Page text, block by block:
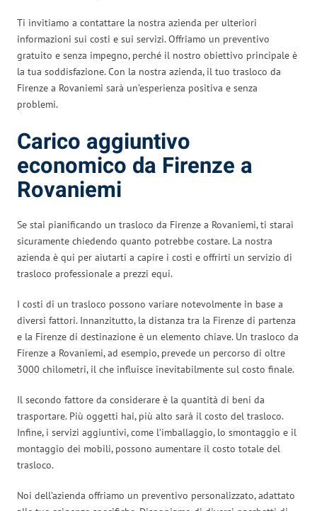
Ti invitiamo a contattare la nostra azienda per ulteriori
informazioni sui costi e sui servizi. Offriamo un preventivo
gratuito e senza impegno, perché il nostro obiettivo principale è
la tua soddisfazione. Con la nostra azienda, il tuo trasloco da
Firenze a Rovaniemi sarà un’esperienza positiva e senza
problemi.
Carico aggiuntivo
economico da Firenze a
Rovaniemi
Se stai pianificando un trasloco da Firenze a Rovaniemi, ti starai
sicuramente chiedendo quanto potrebbe costare. La nostra
azienda è qui per aiutarti a capire i costi e offrirti un servizio di
trasloco professionale a prezzi equi.
I costi di un trasloco possono variare notevolmente in base a
diversi fattori. Innanzitutto, la distanza tra la Firenze di partenza
e la Firenze di destinazione è un elemento chiave. Un trasloco da
Firenze a Rovaniemi, ad esempio, prevede un percorso di oltre
3000 chilometri, il che influisce inevitabilmente sul costo finale.
Il secondo fattore da considerare è la quantità di beni da
trasportare. Più oggetti hai, più alto sarà il costo del trasloco.
Infine, i servizi aggiuntivi, come l’imballaggio, lo smontaggio e il
montaggio dei mobili, possono aumentare il costo totale del
trasloco.
Noi dell’azienda offriamo un preventivo personalizzato, adattato